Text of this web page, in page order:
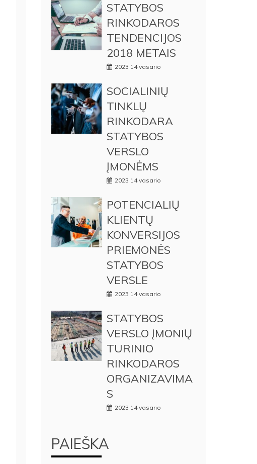
STATYBOS
RINKODAROS
TENDENCIJOS
2018 METAIS
2023 14 vasario
SOCIALINIŲ
TINKLŲ
RINKODARA
STATYBOS
VERSLO
ĮMONĖMS
2023 14 vasario
POTENCIALIŲ
KLIENTŲ
KONVERSIJOS
PRIEMONĖS
STATYBOS
VERSLE
2023 14 vasario
STATYBOS
VERSLO ĮMONIŲ
TURINIO
RINKODAROS
ORGANIZAVIMA
S
2023 14 vasario
PAIEŠKA